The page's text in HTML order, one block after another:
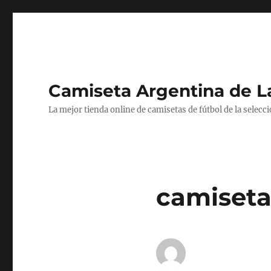
Camiseta Argentina de
La mejor tienda online de camisetas de fútbol de la